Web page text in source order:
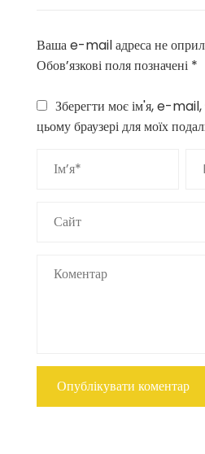
Ваша e-mail адреса не
Обов’язкові поля позначені *
Зберегти моє ім'я, e-mail,
цьому браузері для моїх